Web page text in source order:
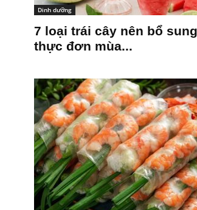
Dinh dưỡng
7 loại trái cây nên bổ
thực đơn mùa...